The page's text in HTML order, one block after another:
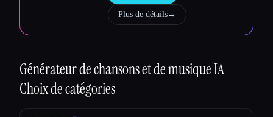
Plus de détails→
Générateur de chansons et de musique IA
Choix de catégories